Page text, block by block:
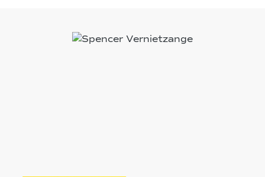
Bildergalerie überspringen